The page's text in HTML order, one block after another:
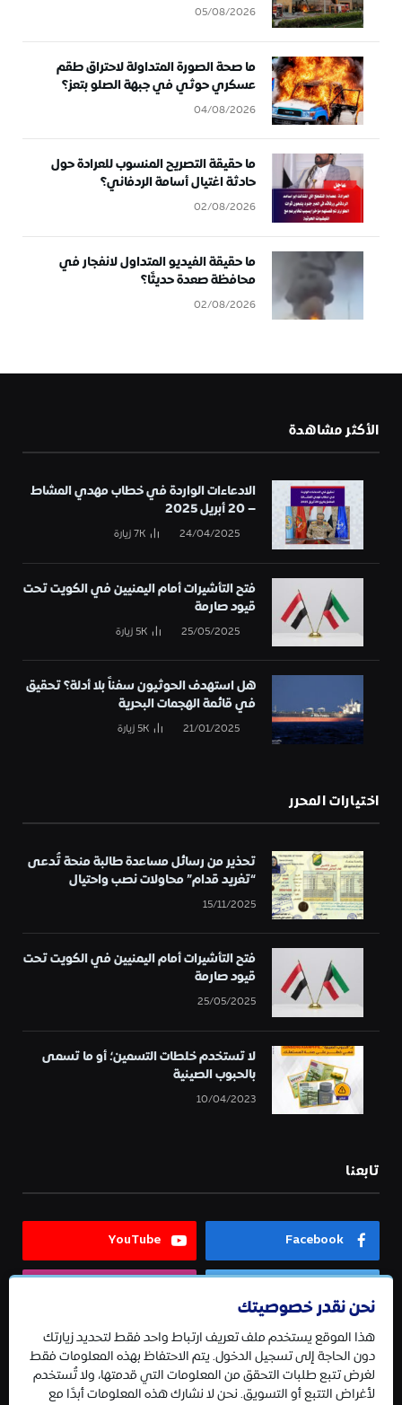
05/08/2026
ما صحة الصورة المتداولة لاحتراق طقم
عسكري حوثي في جبهة الصلو بتعز؟
04/08/2026
ما حقيقة التصريح المنسوب للعرادة حول
حادثة اغتيال أسامة الردفاني؟
02/08/2026
ما حقيقة الفيديو المتداول لانفجار في
محافظة صعدة حديثًا؟
02/08/2026
الأكثر مشاهدة
الادعاءات الواردة في خطاب مهدي المشاط
– 20 أبريل 2025
24/04/2025
7Kزيارة
فتح التأشيرات أمام اليمنيين في الكويت تحت
قيود صارمة
25/05/2025
5Kزيارة
هل استهدف الحوثيون سفناً بلا أدلة؟ تحقيق
في قائمة الهجمات البحرية
21/01/2025
5Kزيارة
اختيارات المحرر
تحذير من رسائل مساعدة طالبة منحة تُدعى
“تغريد قدام” محاولات نصب واحتيال
15/11/2025
فتح التأشيرات أمام اليمنيين في الكويت تحت
قيود صارمة
25/05/2025
لا تستخدم خلطات التسمين؛ أو ما تسمى
بالحبوب الصينية
10/04/2023
تابعنا
Facebook
YouTube
Telegram
نحن نقدر خصوصيتك
هذا الموقع يستخدم ملف تعريف ارتباط واحد فقط لتحديد زيارتك
دون الحاجة إلى تسجيل الدخول. يتم الاحتفاظ بهذه المعلومات فقط
لغرض تتبع طلبات التحقق من المعلومات التي قدمتها، ولا تُستخدم
لأغراض التتبع أو التسويق. نحن لا نشارك هذه المعلومات أبدًا مع